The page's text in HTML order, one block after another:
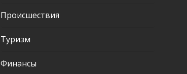
Происшествия
Туризм
Финансы